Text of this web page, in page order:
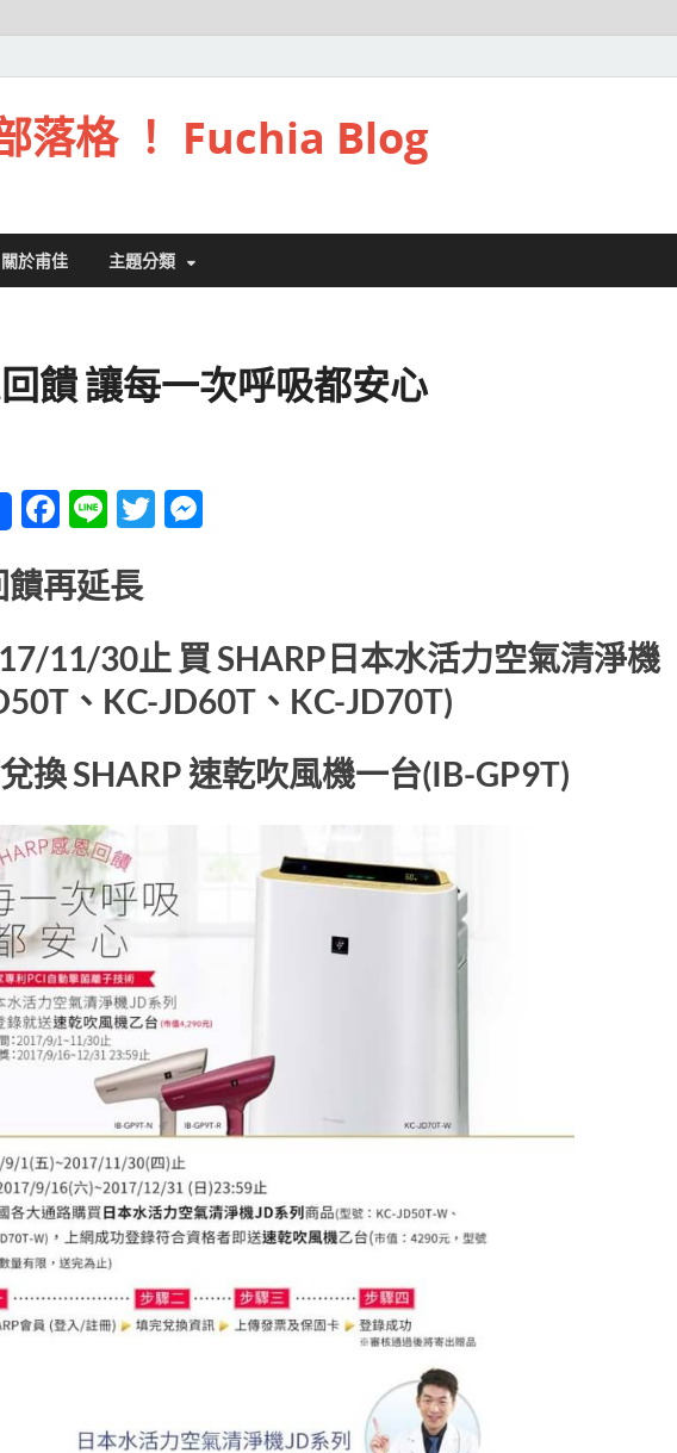
落格 ！ Fuchia Blog
關於甫佳 主題分類
饋 讓每一次呼吸都安心
F
e
o
o
Li
e
T
g
er
饋再延長
11/30止 買 SHARP日本水活力空氣清淨機
、KC-JD60T、KC-JD70T)
換 SHARP 速乾吹風機一台(IB-GP9T)